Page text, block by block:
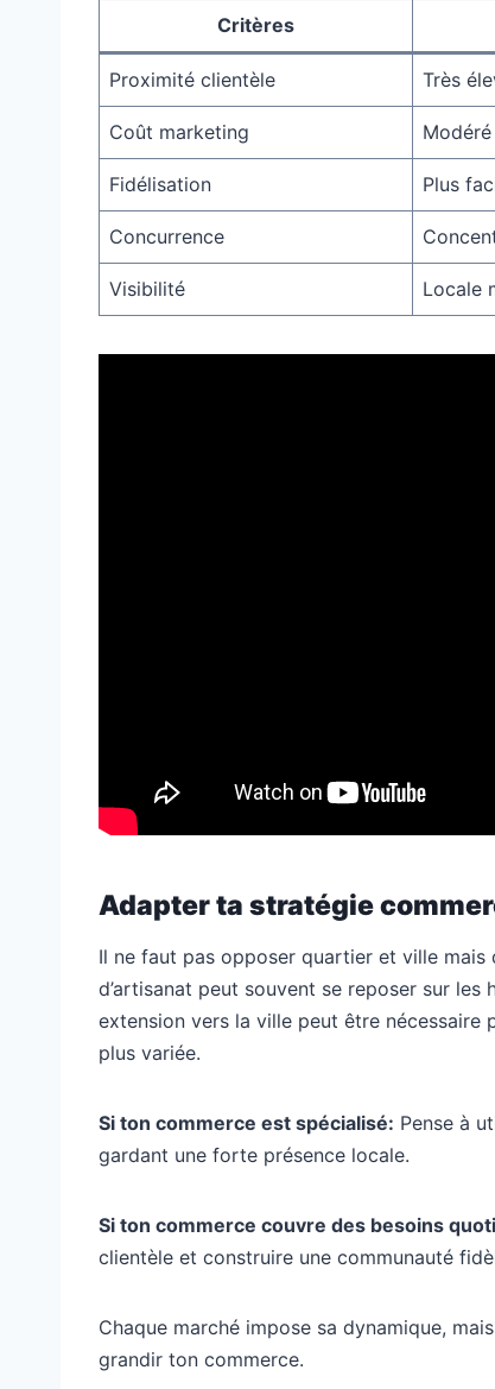
Critères
Proximité clientèle Très
Coût marketing Modéré
Fidélisation Plus
Concurrence
Visibilité Locale
Adapter ta stratégie
Il ne faut pas opposer quartier et ville
d’artisanat peut souvent se reposer sur
extension vers la ville peut être
plus variée.
Si ton commerce est spécialisé: Pense à
gardant une forte présence locale.
Si ton commerce couvre des besoins
clientèle et construire une communauté
Chaque marché impose sa dynamique,
grandir ton commerce.